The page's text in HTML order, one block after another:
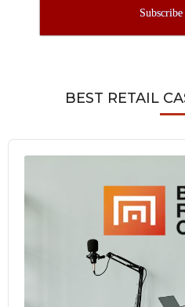
BEST RETAIL
Audio
Player